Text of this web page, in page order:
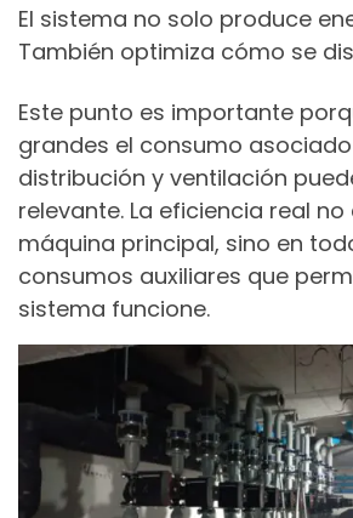
El sistema no solo produce
También optimiza cómo se
Este punto es importante
grandes el consumo
distribución y ventilación
relevante. La eficiencia real
máquina principal, sino en
consumos auxiliares que
sistema funcione.